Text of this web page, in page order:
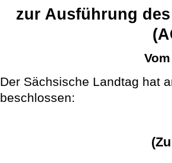
zur Ausführung
Der Sächsische Landtag hat
beschlossen: